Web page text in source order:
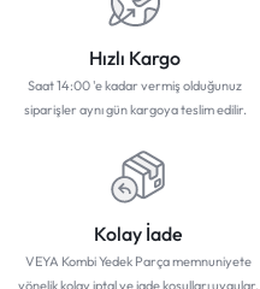
Hızlı Kargo
Saat 14:00 'e kadar vermiş olduğunuz
siparişler aynı gün kargoya teslim edilir.
Kolay İade
VEYA Kombi Yedek Parça memnuniyete